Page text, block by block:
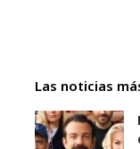
Las noticias